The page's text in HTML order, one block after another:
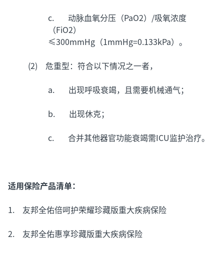
c. 动脉血氧分压（PaO2）/吸氧浓度
（FiO2）
≤300mmHg（1mmHg=0.133kPa）。
(2) 危重型：符合以下情况之一者，
a. 出现呼吸衰竭，且需要机械通气；
b. 出现休克；
c. 合并其他器官功能衰竭需ICU监护治疗。
适用保险产品清单：
1. 友邦全佑倍呵护荣耀珍藏版重大疾病保险
2. 友邦全佑惠享珍藏版重大疾病保险